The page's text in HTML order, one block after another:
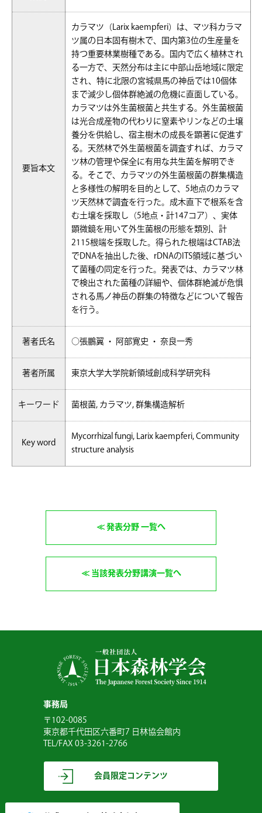
要旨本文
カラマツ（Larix kaempferi）は、マツ科カラマ
ツ属の日本固有樹木で、国内第3位の生産量を
持つ重要林業樹種である。国内で広く植林され
る一方で、天然分布は主に中部山岳地域に限定
され、特に北限の宮城県馬の神岳では10個体
まで減少し個体群絶滅の危機に直面している。
カラマツは外生菌根菌と共生する。外生菌根菌
は光合成産物の代わりに窒素やリンなどの土壌
養分を供給し、宿主樹木の成長を顕著に促進す
る。天然林で外生菌根菌を調査すれば、カラマ
ツ林の管理や保全に有用な共生菌を解明でき
る。そこで、カラマツの外生菌根菌の群集構造
と多様性の解明を目的として、5地点のカラマ
ツ天然林で調査を行った。成木直下で根系を含
む土壌を採取し（5地点・計147コア）、実体
顕微鏡を用いて外生菌根の形態を類別、計
2115根端を採取した。得られた根端はCTAB法
でDNAを抽出した後、rDNAのITS領域に基づい
て菌種の同定を行った。発表では、カラマツ林
で検出された菌種の詳細や、個体群絶滅が危惧
される馬ノ神岳の群集の特徴などについて報告
を行う。
著者氏名 ○張鵬翼 ・ 阿部寛史 ・ 奈良一秀
著者所属 東京大学大学院新領域創成科学研究科
キーワード 菌根菌, カラマツ, 群集構造解析
Key word
Mycorrhizal fungi, Larix kaempferi, Community
structure analysis
発表分野 一覧へ
当該発表分野講演一覧へ
事務局
〒102-0085
東京都千代田区六番町7 日林協会館内
TEL/FAX 03-3261-2766
会員限定コンテンツ